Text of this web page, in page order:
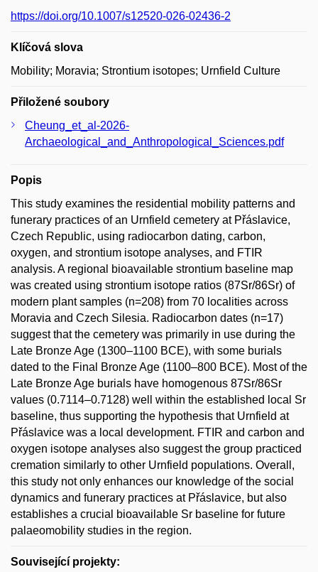
https://doi.org/10.1007/s12520-026-02436-2
Klíčová slova
Mobility; Moravia; Strontium isotopes; Urnfield Culture
Přiložené soubory
Cheung_et_al-2026-
Archaeological_and_Anthropological_Sciences.pdf
Popis
This study examines the residential mobility patterns and
funerary practices of an Urnfield cemetery at Přáslavice,
Czech Republic, using radiocarbon dating, carbon,
oxygen, and strontium isotope analyses, and FTIR
analysis. A regional bioavailable strontium baseline map
was created using strontium isotope ratios (87Sr/86Sr) of
modern plant samples (n=208) from 70 localities across
Moravia and Czech Silesia. Radiocarbon dates (n=17)
suggest that the cemetery was primarily in use during the
Late Bronze Age (1300–1100 BCE), with some burials
dated to the Final Bronze Age (1100–800 BCE). Most of the
Late Bronze Age burials have homogenous 87Sr/86Sr
values (0.7114–0.7128) well within the established local Sr
baseline, thus supporting the hypothesis that Urnfield at
Přáslavice was a local development. FTIR and carbon and
oxygen isotope analyses also suggest the group practiced
cremation similarly to other Urnfield populations. Overall,
this study not only enhances our knowledge of the social
dynamics and funerary practices at Přáslavice, but also
establishes a crucial bioavailable Sr baseline for future
palaeomobility studies in the region.
Související projekty: